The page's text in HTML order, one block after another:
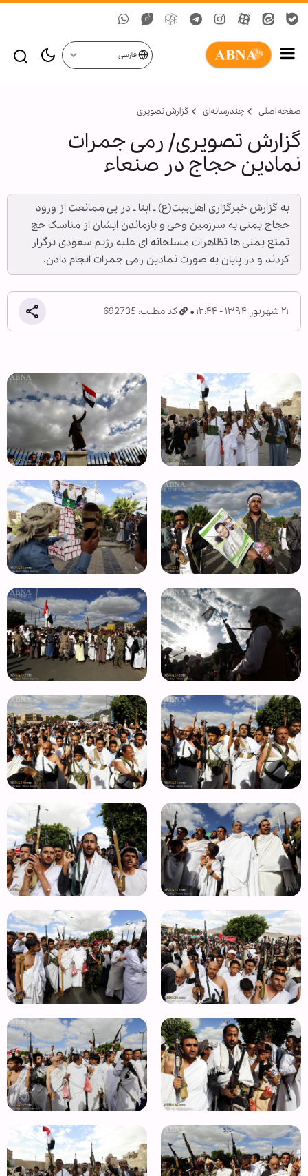
فارسی
صفحه اصلی چندرسانه‌ای گزارش تصويری
گزارش تصویری/ رمی جمرات
نمادین حجاج در صنعاء
به گزارش خبرگزاری اهل‌بیت(ع) ـ ابنا ـ در پی ممانعت از ورود
حجاج یمنی به سرزمین وحی و بازماندن ایشان از مناسک حج
تمتع یمنی ها تظاهرات مسلحانه ای علیه رژیم سعودی برگزار
کردند و در پایان به صورت نمادین رمی جمرات انجام دادن.
۲۱ شهریور ۱۳۹۴ - ۱۲:۴۴ کد مطلب: 692735